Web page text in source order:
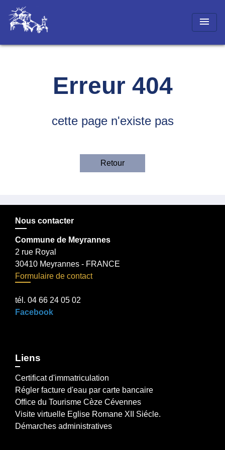
menu
Erreur 404
cette page n'existe pas
Retour
Nous contacter
Commune de Meyrannes
2 rue Royal
30410 Meyrannes - FRANCE
Formulaire de contact
tél. 04 66 24 05 02
Facebook
Liens
Certificat d'immatriculation
Régler facture d'eau par carte bancaire
Office du Tourisme Cèze Cévennes
Visite virtuelle Eglise Romane XII Siécle.
Démarches administratives